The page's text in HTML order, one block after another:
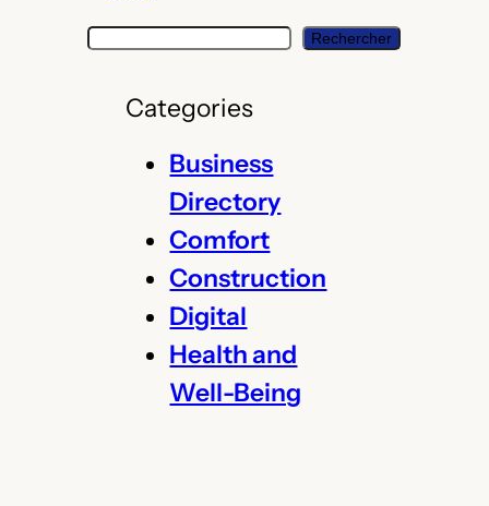
Rechercher
Categories
Business
Directory
Comfort
Construction
Digital
Health and
Well-Being